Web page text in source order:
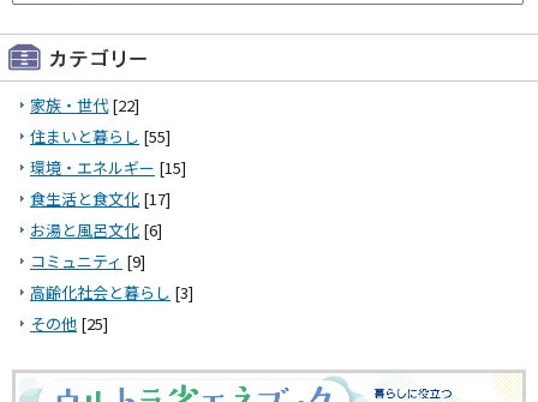
家族・世代[22]
住まいと暮らし [55]
環境・エネルギー [15]
食生活と食文化 [17]
お湯と風呂文化 [6]
コミュニティ [9]
高齢化社会と暮らし [3]
その他 [25]